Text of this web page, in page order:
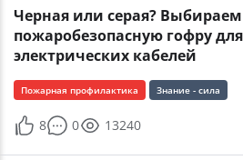
Черная или серая? Выбираем
пожаробезопасную гофру
электрических кабелей
Пожарная профилактика Знание - сила
8 0 13240